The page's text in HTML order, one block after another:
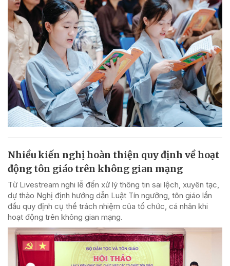
Nhiều kiến nghị hoàn thiện quy định về hoạt
động tôn giáo trên không gian mạng
Từ Livestream nghi lễ đến xử lý thông tin sai lệch, xuyên tạc,
dự thảo Nghị định hướng dẫn Luật Tín ngưỡng, tôn giáo lần
đầu quy định cụ thể trách nhiệm của tổ chức, cá nhân khi
hoạt động trên không gian mạng.